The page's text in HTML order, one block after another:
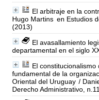
El arbitraje en la
Hugo Martins en Estudios
(2013)
El avasallamiento
departamental en el siglo
El
fundamental de la
Oriental del Uruguay /
Derecho Administrativo,